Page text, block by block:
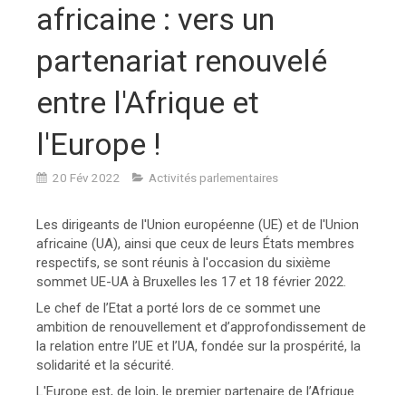
africaine : vers un
partenariat renouvelé
entre l'Afrique et
l'Europe !
20 Fév 2022 Activités parlementaires
Les dirigeants de l'Union européenne (UE) et de l'Union
africaine (UA), ainsi que ceux de leurs États membres
respectifs, se sont réunis à l'occasion du sixième
sommet UE-UA à Bruxelles les 17 et 18 février 2022.
Le chef de l’Etat a porté lors de ce sommet une
ambition de renouvellement et d’approfondissement de
la relation entre l’UE et l’UA, fondée sur la prospérité, la
solidarité et la sécurité.
L'Europe est, de loin, le premier partenaire de l’Afrique